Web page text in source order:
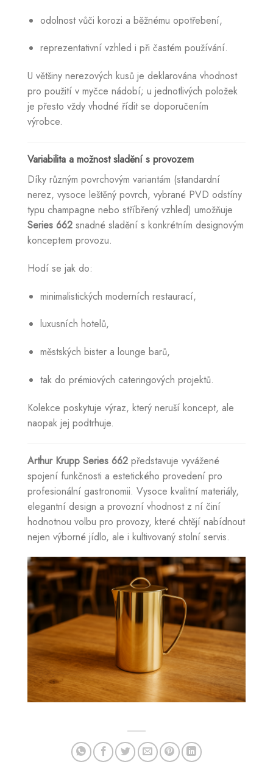
odolnost vůči korozi a běžnému opotřebení,
reprezentativní vzhled i při častém používání.
U většiny nerezových kusů je deklarována vhodnost
pro použití v myčce nádobí; u jednotlivých položek
je přesto vždy vhodné řídit se doporučením
výrobce.
Variabilita a možnost sladění s provozem
Díky různým povrchovým variantám (standardní
nerez, vysoce leštěný povrch, vybrané PVD odstíny
typu champagne nebo stříbřený vzhled) umožňuje
Series 662 snadné sladění s konkrétním designovým
konceptem provozu.
Hodí se jak do:
minimalistických moderních restaurací,
luxusních hotelů,
městských bister a lounge barů,
tak do prémiových cateringových projektů.
Kolekce poskytuje výraz, který neruší koncept, ale
naopak jej podtrhuje.
Arthur Krupp Series 662 představuje vyvážené
spojení funkčnosti a estetického provedení pro
profesionální gastronomii. Vysoce kvalitní materiály,
elegantní design a provozní vhodnost z ní činí
hodnotnou volbu pro provozy, které chtějí nabídnout
nejen výborné jídlo, ale i kultivovaný stolní servis.